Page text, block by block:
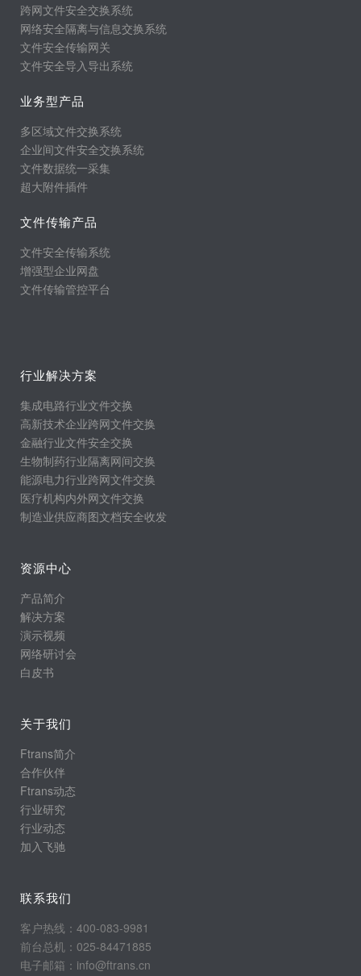
跨网文件安全交换系统
网络安全隔离与信息交换系统
文件安全传输网关
文件安全导入导出系统
业务型产品
多区域文件交换系统
企业间文件安全交换系统
文件数据统一采集
超大附件插件
文件传输产品
文件安全传输系统
增强型企业网盘
文件传输管控平台
行业解决方案
集成电路行业文件交换
高新技术企业跨网文件交换
金融行业文件安全交换
生物制药行业隔离网间交换
能源电力行业跨网文件交换
医疗机构内外网文件交换
制造业供应商图文档安全收发
资源中心
产品简介
解决方案
演示视频
网络研讨会
白皮书
关于我们
Ftrans简介
合作伙伴
Ftrans动态
行业研究
行业动态
加入飞驰
联系我们
客户热线：400-083-9981
前台总机：025-84471885
电子邮箱：info@ftrans.cn